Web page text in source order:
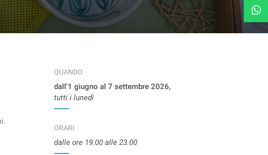
QUANDO
dall'1 giugno al 7 settembre 2026,
tutti i lunedì
ORARI
dalle ore 19.00 alle 23.00